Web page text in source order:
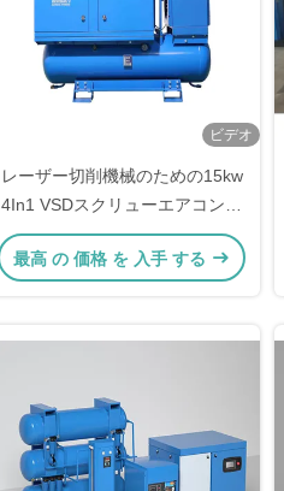
ビデオ
レーザー切削機械のための15kw
4In1 VSDスクリューエアコンプ
レッサー周波数変換
最高 の 価格 を 入手 する